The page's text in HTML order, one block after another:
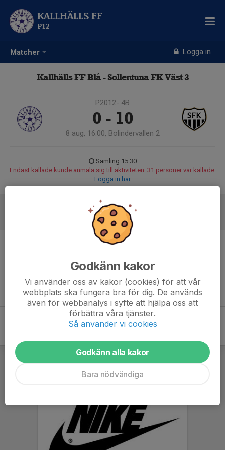
Matcher Logga in
KALLHÄLLS FF
P12
Kallhälls FF Blå - Sollentuna FK Väst 3
P2012- 4B
0 - 10
8 aug, 16:00, Bolindervallen 2
Samling 15:30
Endast kallade kunde anmäla sig till aktiviteten. 31 personer var kallade.
Logga in här
Godkänn kakor
Vi använder oss av kakor (cookies) för att vår
webbplats ska fungera bra för dig. De används
även för webbanalys i syfte att hjälpa oss att
förbättra våra tjänster.
Så använder vi cookies
Godkänn alla kakor
Bara nödvändiga